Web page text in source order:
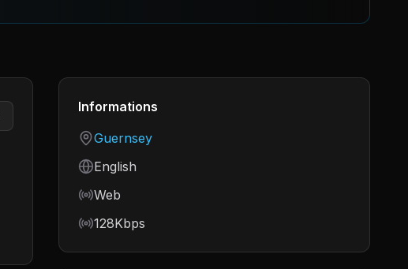
Informations
Country
Guernsey
Language
English
Frequency
Web
Bitrate
128Kbps